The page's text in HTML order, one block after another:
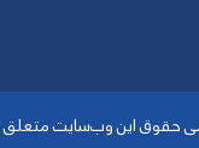
حقوق این وب‌سایت متعلق